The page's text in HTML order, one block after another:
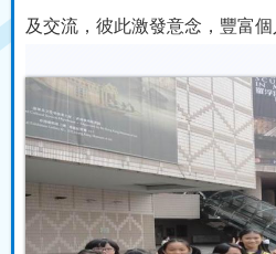
及交流，彼此激發意念，豐富個